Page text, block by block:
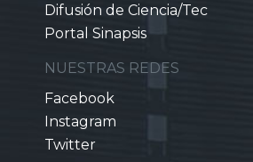
Difusión de Ciencia/Tec
Portal Sinapsis
NUESTRAS REDES
Facebook
Instagram
Twitter